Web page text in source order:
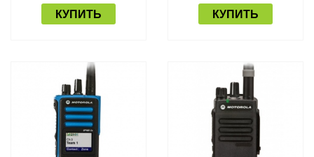
КУПИТЬ
КУПИТЬ